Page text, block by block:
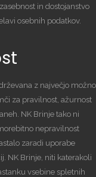
in dostojanstvo
osebnih podatkov.
z največjo možno
za pravilnost, ažurnost
NK Brinje tako ni
nepravilnost
zaradi uporabe
NK Brinje, niti katerakoli
vsebine spletnih